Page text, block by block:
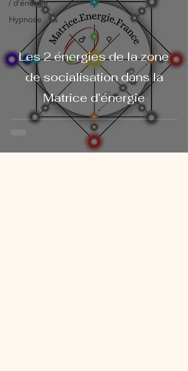
/ d'énergie
Hypnose
Les 2 énergies de la zone
de socialisation dans la
Matrice d’énergie